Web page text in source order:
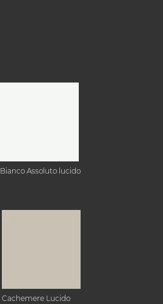
Bianco Assoluto lucido
Cachemere Lucido